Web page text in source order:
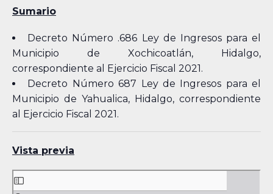
Sumario
Decreto Número .686 Ley de Ingresos para el
Municipio de Xochicoatlán, Hidalgo,
correspondiente al Ejercicio Fiscal 2021.
Decreto Número 687 Ley de Ingresos para el
Municipio de Yahualica, Hidalgo, correspondiente
al Ejercicio Fiscal 2021.
Vista previa
Skip
to